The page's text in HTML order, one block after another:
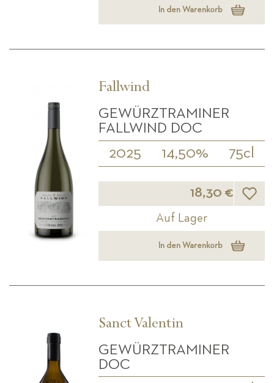
In den Warenkorb
Fallwind
GEWÜRZTRAMINER
FALLWIND DOC
2025 14,50% 75cl
18,30 €
Auf Lager
In den Warenkorb
Sanct Valentin
GEWÜRZTRAMINER
DOC